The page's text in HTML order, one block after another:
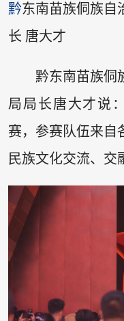
黔东南苗族侗族自
长 唐大才
黔东南苗族侗
局局长唐大才说
赛，参赛队伍来自
民族文化交流、交